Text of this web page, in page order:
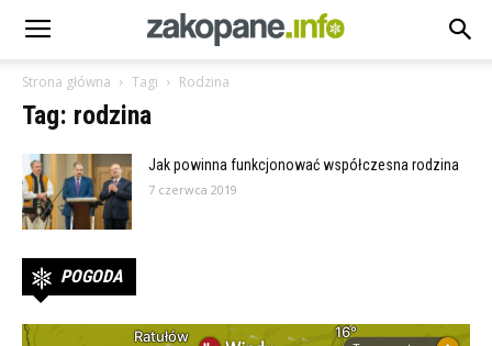
Strona główna Tagi Rodzina
Tag: rodzina
Jak powinna funkcjonować współczesna rodzina
7 czerwca 2019
POGODA